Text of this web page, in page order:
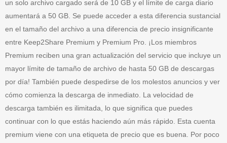
un solo archivo cargado será de 10 GB y el límite de carga diario
aumentará a 50 GB. Se puede acceder a esta diferencia sustancial
en el tamaño del archivo a una diferencia de precio insignificante
entre Keep2Share Premium y Premium Pro. ¡Los miembros
Premium reciben una gran actualización del servicio que incluye un
mayor límite de tamaño de archivo de hasta 50 GB de descargas
por día! También puede despedirse de los molestos anuncios y ver
cómo comienza la descarga de inmediato. La velocidad de
descarga también es ilimitada, lo que significa que puedes
continuar con lo que estás haciendo aún más rápido. Esta cuenta
premium viene con una etiqueta de precio que es buena. Por poco